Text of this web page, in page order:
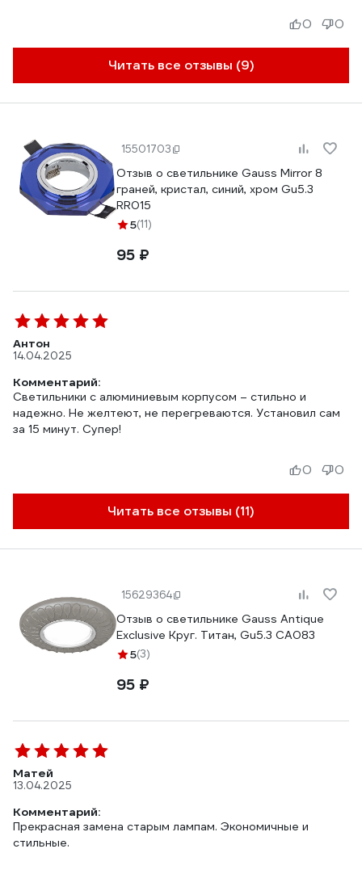
Читать все отзывы (9)
0 0
15501703
Отзыв о светильнике Gauss Mirror 8
граней, кристал, синий, хром Gu5.3
RR015
5(11)
95 ₽
Антон
14.04.2025
Комментарий:
Светильники с алюминиевым корпусом – стильно и
надежно. Не желтеют, не перегреваются. Установил сам
за 15 минут. Супер!
Читать все отзывы (11)
0 0
15629364
Отзыв о светильнике Gauss Antique
Exclusive Круг. Титан, Gu5.3 CA083
5(3)
95 ₽
Матей
13.04.2025
Комментарий:
Прекрасная замена старым лампам. Экономичные и
стильные.